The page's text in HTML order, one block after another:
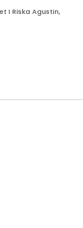
I Riska Agustin,